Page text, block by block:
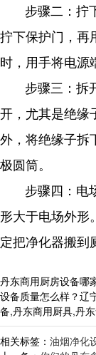
步骤二：拧
拧下保护门，再
时，用手将电源
步骤三：拆
开，尤其是绝缘
外，将绝缘子拆
极圆筒。
步骤四：电
形大于电场外形
定把净化器搬到
丹东商用厨房设备哪
设备质量怎么样？辽
备,丹东商用厨具,丹
相关标签： 油烟净化